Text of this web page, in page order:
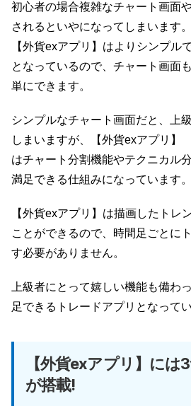
初心者の場合複雑なチャート画面
されるといやになってしまいます。
【外貨exアプリ】はよりシンプル
となっているので、チャート画面
単にできます。
シンプルなチャート画面だと、上
しまいますが、【外貨exアプリ】
はチャート分割機能やテクニカル
満足できる仕組みになっています。
【外貨exアプリ】は描画したトレ
ことができるので、時間足ごとに
す必要がありません。
上級者にとって嬉しい機能も備わ
足できるトレードアプリとなってい
【外貨exアプリ】には
が搭載!